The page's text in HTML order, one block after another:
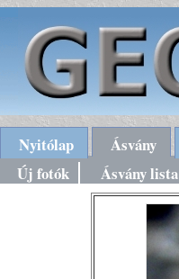
Nyitólap Ásvány
Új fotók
Ásvány lista